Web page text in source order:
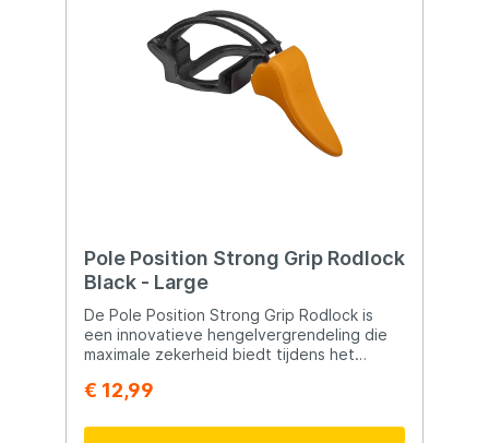
Pole Position Strong Grip Rodlock
Black - Large
De Pole Position Strong Grip Rodlock is
een innovatieve hengelvergrendeling die
maximale zekerheid biedt tijdens het
om de hengel stevig op zijn plaats te
wanneer er onder extreme
€ 12,99